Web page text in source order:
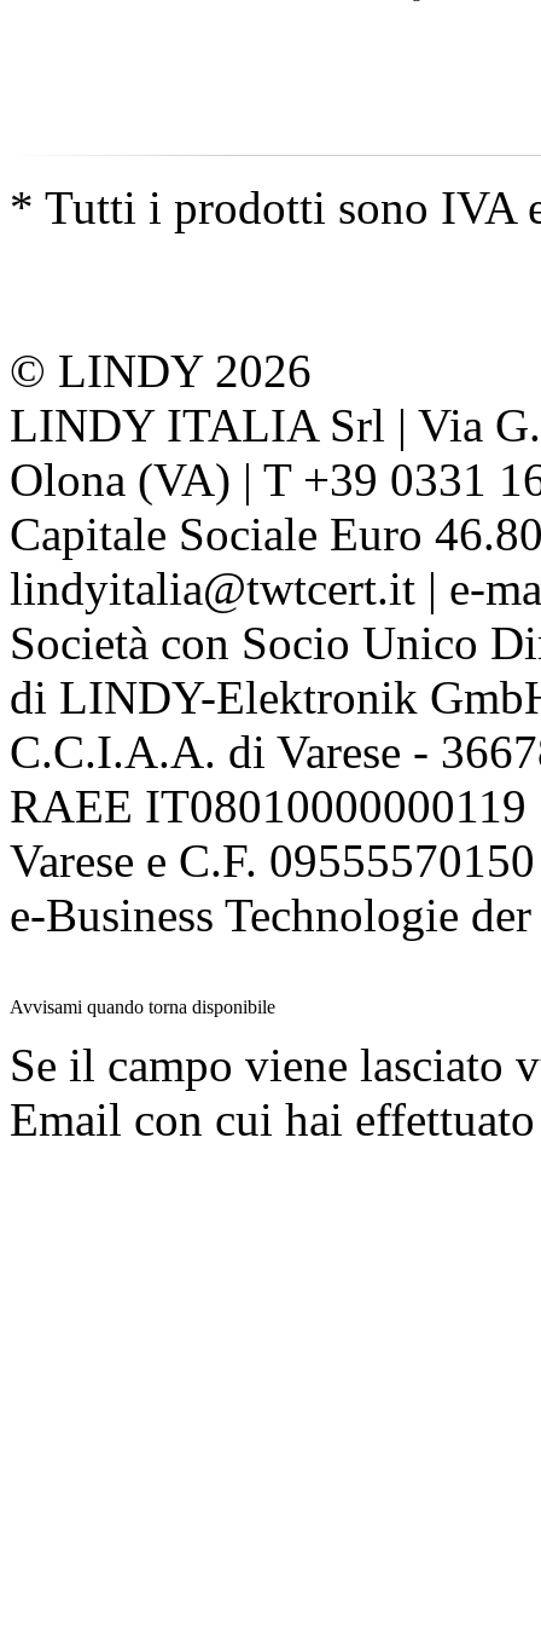
* Tutti i prodotti sono IVA
© LINDY 2026
LINDY ITALIA Srl | Via
Olona (VA) | T +39 0331
Capitale Sociale Euro
lindyitalia@twtcert.it | e-
Società con Socio Unico
di LINDY-Elektronik
C.C.I.A.A. di Varese -
RAEE
Varese e C.F. 09555570150
e-Business Technologie
Avvisami quando torna disponibile
Se il campo viene lasciato
Email con cui hai